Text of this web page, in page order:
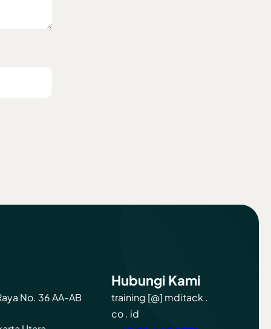
No. 36 AA-AB
Hubungi Kami
training [@] mditack .
co . id